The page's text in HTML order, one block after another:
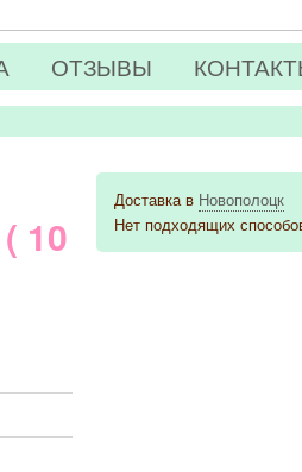
ОТЗЫВЫ
10
Доставка в Новополоцк
Нет подходящих